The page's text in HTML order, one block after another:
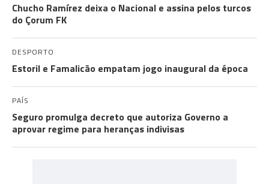
Chucho Ramírez deixa o Nacional e assina pelos turcos
do Çorum FK
DESPORTO
Estoril e Famalicão empatam jogo inaugural da época
PAÍS
Seguro promulga decreto que autoriza Governo a
aprovar regime para heranças indivisas